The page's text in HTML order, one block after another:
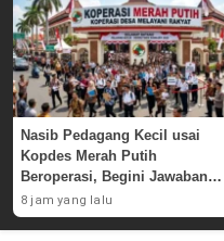
Nasib Pedagang Kecil usai
Kopdes Merah Putih
Beroperasi, Begini Jawaban
Pemerintah
8 jam yang lalu